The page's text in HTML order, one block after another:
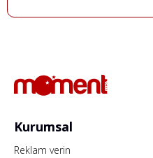
Kurumsal
Reklam verin